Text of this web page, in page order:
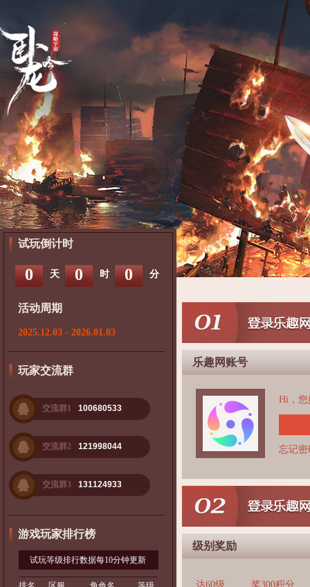
试玩倒计时
0 天 0 时 0 分
活动周期
2025.12.03 - 2026.01.03
玩家交流群
交流群1 100680533
交流群2 121998044
交流群3 131124933
游戏玩家排行榜
试玩等级排行数据每10分钟更新
乐趣网账号
Hi，您
忘记密
级别奖励
达60级 奖300积分